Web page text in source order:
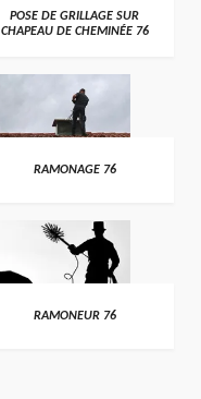
POSE DE GRILLAGE SUR
CHAPEAU DE CHEMINÉE 76
RAMONAGE 76
RAMONEUR 76